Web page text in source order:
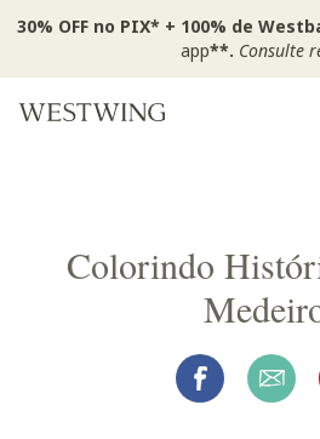
30% OFF no PIX* + 100% de
app**. Consulte
Colorindo